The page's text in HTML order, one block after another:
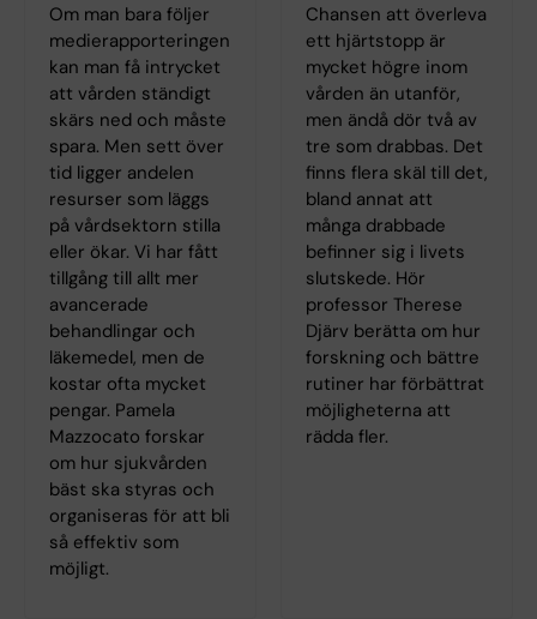
Om man bara följer
medierapporteringen
kan man få intrycket
att vården ständigt
skärs ned och måste
spara. Men sett över
tid ligger andelen
resurser som läggs
på vårdsektorn stilla
eller ökar. Vi har fått
tillgång till allt mer
avancerade
behandlingar och
läkemedel, men de
kostar ofta mycket
pengar. Pamela
Mazzocato forskar
om hur sjukvården
bäst ska styras och
organiseras för att bli
så effektiv som
möjligt.
Chansen att överleva
ett hjärtstopp är
mycket högre inom
vården än utanför,
men ändå dör två av
tre som drabbas. Det
finns flera skäl till det,
bland annat att
många drabbade
befinner sig i livets
slutskede. Hör
professor Therese
Djärv berätta om hur
forskning och bättre
rutiner har förbättrat
möjligheterna att
rädda fler.